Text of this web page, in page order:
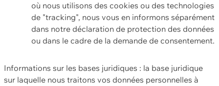
où nous utilisons des cookies ou des technologies
de "tracking", nous vous en informons séparément
dans notre déclaration de protection des données
ou dans le cadre de la demande de consentement.
Informations sur les bases juridiques : la base juridique
sur laquelle nous traitons vos données personnelles à